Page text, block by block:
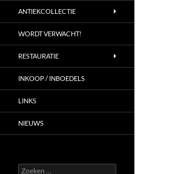
ANTIEKCOLLECTIE
WORDT VERWACHT!
RESTAURATIE
INKOOP / INBOEDELS
LINKS
NIEUWS
Zoeken